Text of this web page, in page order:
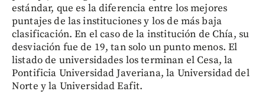
estándar, que es la diferencia entre los mejores
puntajes de las instituciones y los de más baja
clasificación. En el caso de la institución de Chía, su
desviación fue de 19, tan solo un punto menos. El
listado de universidades los terminan el Cesa, la
Pontificia Universidad Javeriana, la Universidad del
Norte y la Universidad Eafit.